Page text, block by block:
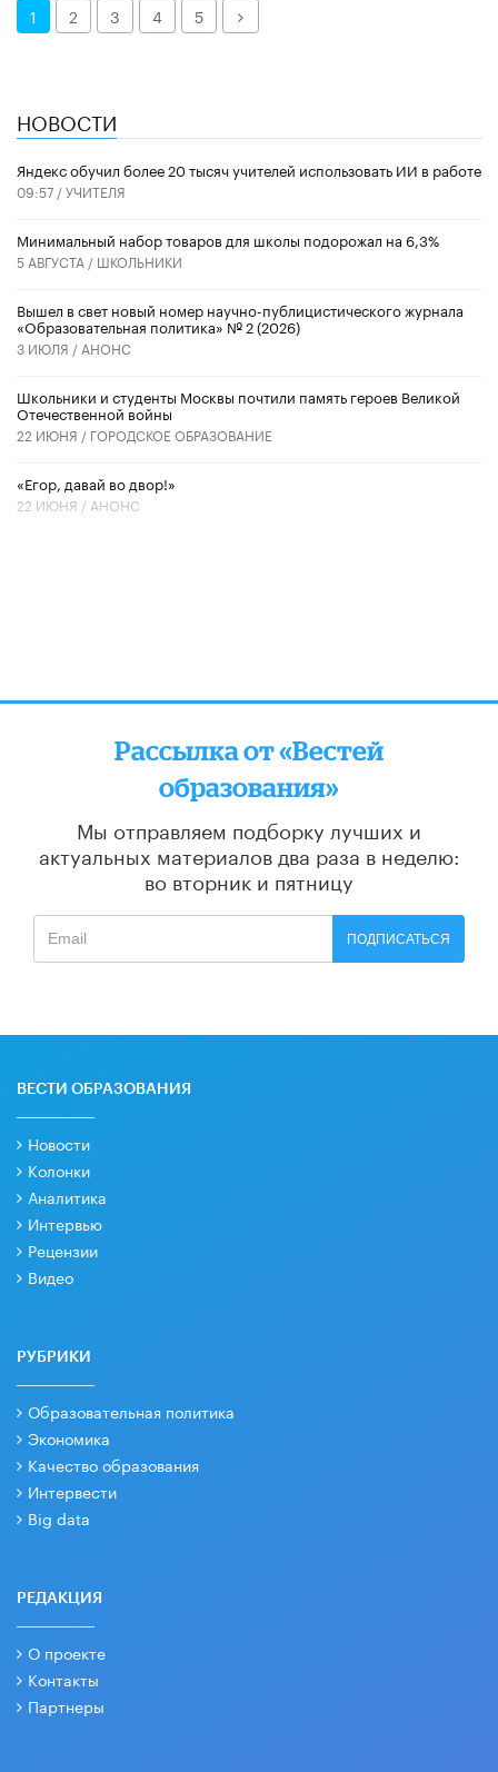
1 2 3 4 5 Далее
НОВОСТИ
​Яндекс обучил более 20 тысяч учителей использовать ИИ в работе
09:57 /УЧИТЕЛЯ
Минимальный набор товаров для школы подорожал на 6,3%
5 АВГУСТА / ШКОЛЬНИКИ
Вышел в свет новый номер научно-публицистического журнала
«Образовательная политика» № 2 (2026)
3 ИЮЛЯ / АНОНС
Школьники и студенты Москвы почтили память героев Великой
Отечественной войны
22 ИЮНЯ / ГОРОДСКОЕ ОБРАЗОВАНИЕ
«Егор, давай во двор!»
22 ИЮНЯ / АНОНС
Рассылка от «Вестей
образования»
Мы отправляем подборку лучших и
актуальных материалов два раза в неделю:
во вторник и пятницу
ПОДПИСАТЬСЯ
ВЕСТИ ОБРАЗОВАНИЯ
Новости
Колонки
Аналитика
Интервью
Рецензии
Видео
РУБРИКИ
Образовательная политика
Экономика
Качество образования
Интервести
Big data
РЕДАКЦИЯ
О проекте
Контакты
Партнеры